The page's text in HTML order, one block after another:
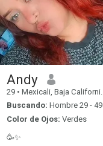
Andy
29 • Mexicali, Baja California, México
Buscando: Hombre 29 - 49
Color de Ojos: Verdes
🥳✨